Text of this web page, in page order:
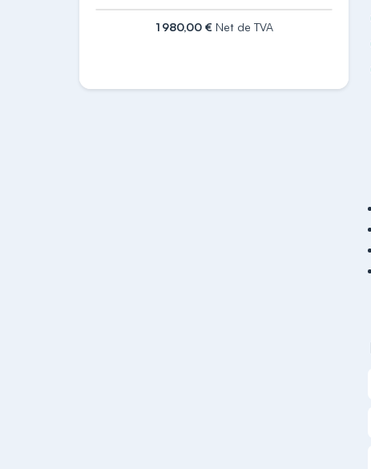
1 980,00 € Net de TVA